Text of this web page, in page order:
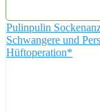
Pulinpulin
Schwangere und
Hüftoperation*